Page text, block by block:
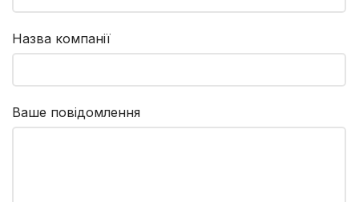
Назва компанії
Ваше повідомлення